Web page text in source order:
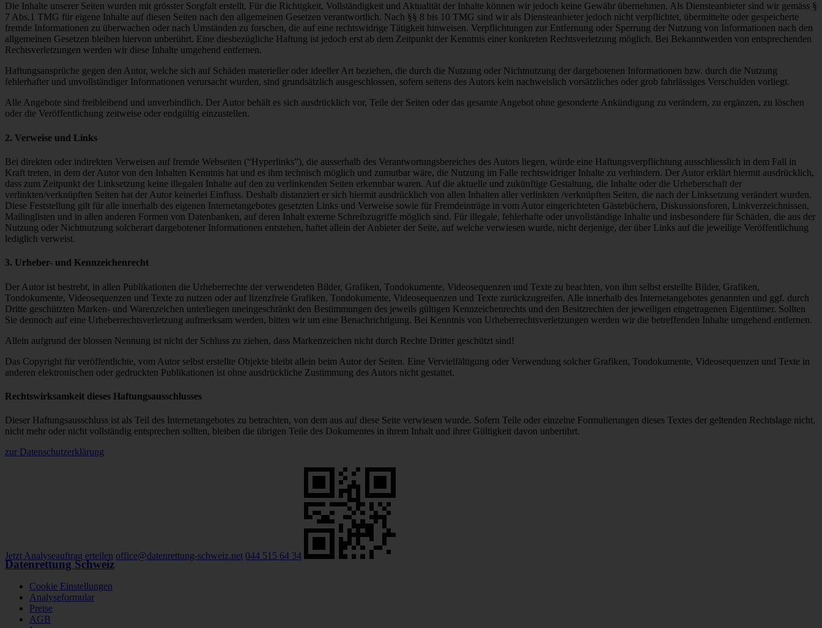
Die Inhalte unserer Seiten wurden mit grösster Sorgfalt erstellt. Für die Richtigkeit, Vollständigkeit und Aktualität der Inhalte können wir jedoch keine Gewähr übernehmen. Als Diensteanbieter sind wir gemäss §
7 Abs.1 TMG für eigene Inhalte auf diesen Seiten nach den allgemeinen Gesetzen verantwortlich. Nach §§ 8 bis 10 TMG sind wir als Diensteanbieter jedoch nicht verpflichtet, übermittelte oder gespeicherte
fremde Informationen zu überwachen oder nach Umständen zu forschen, die auf eine rechtswidrige Tätigkeit hinweisen. Verpflichtungen zur Entfernung oder Sperrung der Nutzung von Informationen nach den
allgemeinen Gesetzen bleiben hiervon unberührt. Eine diesbezügliche Haftung ist jedoch erst ab dem Zeitpunkt der Kenntnis einer konkreten Rechtsverletzung möglich. Bei Bekanntwerden von entsprechenden
Rechtsverletzungen werden wir diese Inhalte umgehend entfernen.
Haftungsansprüche gegen den Autor, welche sich auf Schäden materieller oder ideeller Art beziehen, die durch die Nutzung oder Nichtnutzung der dargebotenen Informationen bzw. durch die Nutzung
fehlerhafter und unvollständiger Informationen verursacht wurden, sind grundsätzlich ausgeschlossen, sofern seitens des Autors kein nachweislich vorsätzliches oder grob fahrlässiges Verschulden vorliegt.
Alle Angebote sind freibleibend und unverbindlich. Der Autor behält es sich ausdrücklich vor, Teile der Seiten oder das gesamte Angebot ohne gesonderte Ankündigung zu verändern, zu ergänzen, zu löschen
oder die Veröffentlichung zeitweise oder endgültig einzustellen.
2. Verweise und Links
Bei direkten oder indirekten Verweisen auf fremde Webseiten (“Hyperlinks”), die ausserhalb des Verantwortungsbereiches des Autors liegen, würde eine Haftungsverpflichtung ausschliesslich in dem Fall in
Kraft treten, in dem der Autor von den Inhalten Kenntnis hat und es ihm technisch möglich und zumutbar wäre, die Nutzung im Falle rechtswidriger Inhalte zu verhindern. Der Autor erklärt hiermit ausdrücklich,
dass zum Zeitpunkt der Linksetzung keine illegalen Inhalte auf den zu verlinkenden Seiten erkennbar waren. Auf die aktuelle und zukünftige Gestaltung, die Inhalte oder die Urheberschaft der
verlinkten/verknüpften Seiten hat der Autor keinerlei Einfluss. Deshalb distanziert er sich hiermit ausdrücklich von allen Inhalten aller verlinkten /verknüpften Seiten, die nach der Linksetzung verändert wurden.
Diese Feststellung gilt für alle innerhalb des eigenen Internetangebotes gesetzten Links und Verweise sowie für Fremdeinträge in vom Autor eingerichteten Gästebüchern, Diskussionsforen, Linkverzeichnissen,
Mailinglisten und in allen anderen Formen von Datenbanken, auf deren Inhalt externe Schreibzugriffe möglich sind. Für illegale, fehlerhafte oder unvollständige Inhalte und insbesondere für Schäden, die aus der
Nutzung oder Nichtnutzung solcherart dargebotener Informationen entstehen, haftet allein der Anbieter der Seite, auf welche verwiesen wurde, nicht derjenige, der über Links auf die jeweilige Veröffentlichung
lediglich verweist.
3. Urheber- und Kennzeichenrecht
Der Autor ist bestrebt, in allen Publikationen die Urheberrechte der verwendeten Bilder, Grafiken, Tondokumente, Videosequenzen und Texte zu beachten, von ihm selbst erstellte Bilder, Grafiken,
Tondokumente, Videosequenzen und Texte zu nutzen oder auf lizenzfreie Grafiken, Tondokumente, Videosequenzen und Texte zurückzugreifen. Alle innerhalb des Internetangebotes genannten und ggf. durch
Dritte geschützten Marken- und Warenzeichen unterliegen uneingeschränkt den Bestimmungen des jeweils gültigen Kennzeichenrechts und den Besitzrechten der jeweiligen eingetragenen Eigentümer. Sollten
Sie dennoch auf eine Urheberrechtsverletzung aufmerksam werden, bitten wir um eine Benachrichtigung. Bei Kenntnis von Urheberrechtsverletzungen werden wir die betreffenden Inhalte umgehend entfernen.
Allein aufgrund der blossen Nennung ist nicht der Schluss zu ziehen, dass Markenzeichen nicht durch Rechte Dritter geschützt sind!
Das Copyright für veröffentlichte, vom Autor selbst erstellte Objekte bleibt allein beim Autor der Seiten. Eine Vervielfältigung oder Verwendung solcher Grafiken, Tondokumente, Videosequenzen und Texte in
anderen elektronischen oder gedruckten Publikationen ist ohne ausdrückliche Zustimmung des Autors nicht gestattet.
Rechtswirksamkeit dieses Haftungsausschlusses
Dieser Haftungsausschluss ist als Teil des Internetangebotes zu betrachten, von dem aus auf diese Seite verwiesen wurde. Sofern Teile oder einzelne Formulierungen dieses Textes der geltenden Rechtslage nicht,
nicht mehr oder nicht vollständig entsprechen sollten, bleiben die übrigen Teile des Dokumentes in ihrem Inhalt und ihrer Gültigkeit davon unberührt.
zur Datenschutzerklärung
Jetzt Analyseauftrag erteilen office@datenrettung-schweiz.net 044 515 64 34
Datenrettung Schweiz
Cookie Einstellungen
Analyseformular
Preise
AGB